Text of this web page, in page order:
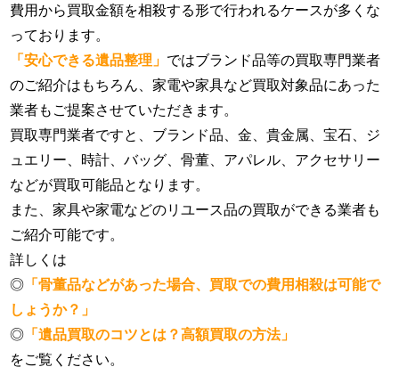
費用から買取金額を相殺する形で行われるケースが多くな
っております。
「安心できる遺品整理」 ではブランド品等の買取専門業者
のご紹介はもちろん、家電や家具など買取対象品にあった
業者もご提案させていただきます。
買取専門業者ですと、ブランド品、金、貴金属、宝石、ジ
ュエリー、時計、バッグ、骨董、アパレル、アクセサリー
などが買取可能品となります。
また、家具や家電などのリユース品の買取ができる業者も
ご紹介可能です。
詳しくは
◎ 「骨董品などがあった場合、買取での費用相殺は可能で
しょうか？」
◎ 「遺品買取のコツとは？高額買取の方法」
をご覧ください。